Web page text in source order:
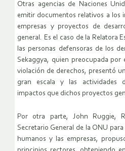
Otras agencias de Naciones
emitir documentos relativos a los
empresas y proyectos de
general. Es el caso de la Relatora
las personas defensoras de los
Sekaggya, quien preocupada por
violación de derechos, presentó
gran escala y las actividades
impactos que dichos proyectos
Por otra parte, John Ruggie,
Secretario General de la ONU
humanos y las empresas,